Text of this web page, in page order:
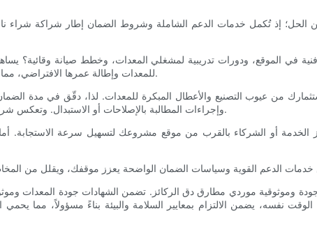
إذ تُكمل خدمات الدعم الشاملة وشروط الضمان إطار شراكة شراء
في الموقع، ودورات تدريبية لمشغلي المعدات، وخطط صيانة وقائية؟
للمعدات وإطالة عمرها الافتراضي، مما يعود بالفائدة المباشرة على الجداول الزمنية والميزانيات الخاصة بالمشاريع.
من عيوب التصنيع والأعطال المبكرة للمعدات. لذا، دقّق في مدة
وإجراءات المطالبة بالإصلاحات أو الاستبدال. وتعكس شروط الضمان الشفافة والعادلة ثقة المورّد في منتجاته والتزامه برضا العملاء.
أو الشركاء بالقرب من موقع مشروعك لتسهيل سرعة الاستجابة. أما
وموثوقية موردي مطارق دق الركائز. تضمن الشهادات جودة المعدات
نفسه، يضمن الالتزام بمعايير السلامة والبيئة بناءً مسؤولاً، مما يحمي